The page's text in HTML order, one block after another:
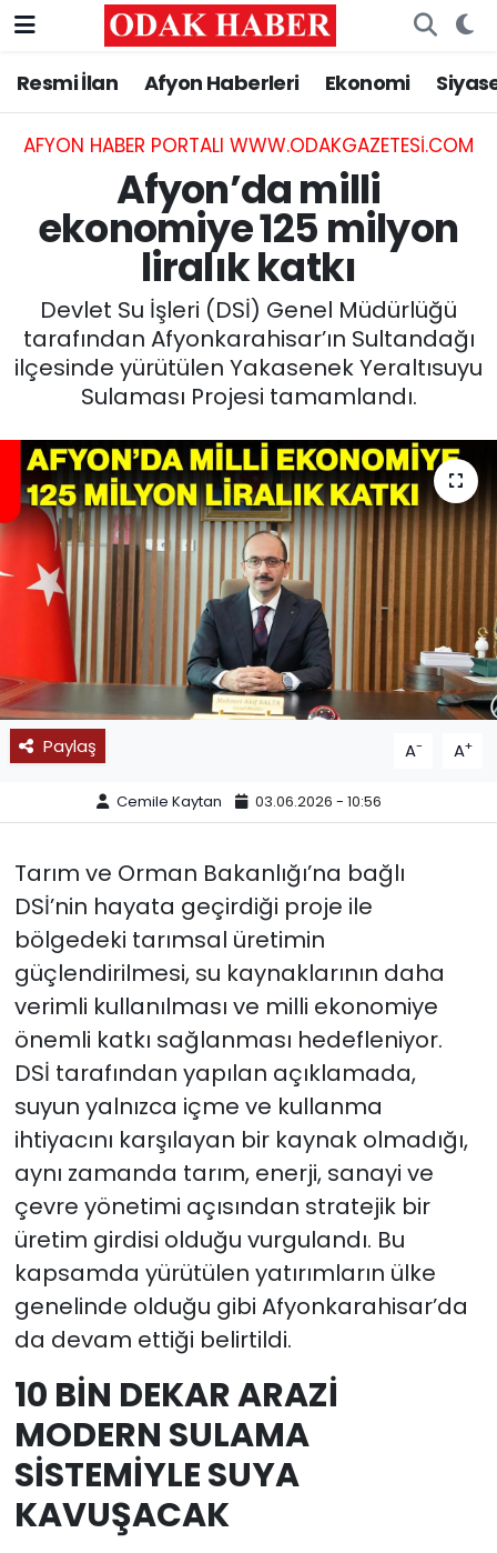
Resmi İlan Afyon Haberleri Ekonomi
AFYON HABER PORTALI WWW.ODAKGAZETESI.COM
Afyon’da milli
ekonomiye 125 milyon
liralık katkı
Devlet Su İşleri (DSİ) Genel Müdürlüğü
tarafından Afyonkarahisar’ın Sultandağı
ilçesinde yürütülen Yakasenek Yeraltısuyu
Sulaması Projesi tamamlandı.
Paylaş A- A+
Cemile Kaytan 03.06.2026 - 10:56
Tarım ve Orman Bakanlığı’na bağlı
DSİ’nin hayata geçirdiği proje ile
bölgedeki tarımsal üretimin
güçlendirilmesi, su kaynaklarının daha
verimli kullanılması ve milli ekonomiye
önemli katkı sağlanması hedefleniyor.
DSİ tarafından yapılan açıklamada,
suyun yalnızca içme ve kullanma
ihtiyacını karşılayan bir kaynak olmadığı,
aynı zamanda tarım, enerji, sanayi ve
çevre yönetimi açısından stratejik bir
üretim girdisi olduğu vurgulandı. Bu
kapsamda yürütülen yatırımların ülke
genelinde olduğu gibi Afyonkarahisar’da
da devam ettiği belirtildi.
10 BİN DEKAR ARAZİ
MODERN SULAMA
SİSTEMİYLE SUYA
KAVUŞACAK
AFYONKARAHİSAR HABERLERİ
Resmi İlan
ASAYİŞ
SİYASET
EĞİTİM
SAĞLIK
SPOR
11:11 MANŞET
Nöbetçi Eczaneler
Hava Durumu
Trafik Durumu
Süper Lig Puan Durumu ve Fikstür
Tüm Manşetler
Son Dakika Haberleri